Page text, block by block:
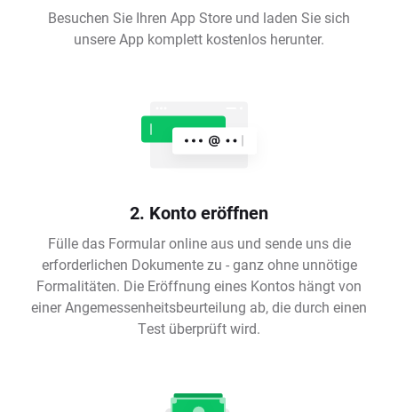
Besuchen Sie Ihren App Store und laden Sie sich
unsere App komplett kostenlos herunter.
2. Konto eröffnen
Fülle das Formular online aus und sende uns die
erforderlichen Dokumente zu - ganz ohne unnötige
Formalitäten. Die Eröffnung eines Kontos hängt von
einer Angemessenheitsbeurteilung ab, die durch einen
Test überprüft wird.